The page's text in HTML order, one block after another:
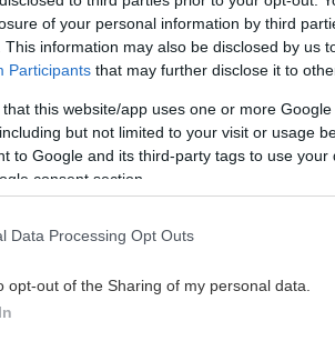
of your personal information by third
This information may also be disclosed by us
Participants that may further disclose it to
that this website/app uses one or more
but not limited to your visit or usage
to Google and its third-party tags to use
consent section.
Data Processing Opt Outs
opt-out of the Sharing of my personal data.
den 26 september, då Huddinge
– och för KHK:s del är det ett perfekt läge att
första nedsläpp till sista omgången.